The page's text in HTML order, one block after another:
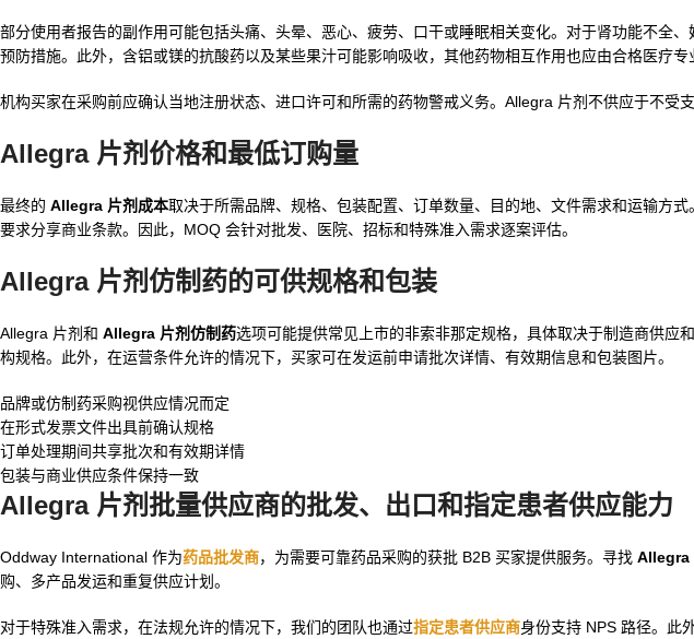
部分使用者报告的副作用可能包括头痛、头晕、恶心、疲劳、口干或睡眠相关变化。对于肾功能不全
预防措施。此外，含铝或镁的抗酸药以及某些果汁可能影响吸收，其他药物相互作用也应由合格医疗专
机构买家在采购前应确认当地注册状态、进口许可和所需的药物警戒义务。Allegra 片剂不供应于不受
Allegra 片剂价格和最低订购量
最终的 Allegra 片剂成本取决于所需品牌、规格、包装配置、订单数量、目的地、文件需求和运输方
要求分享商业条款。因此，MOQ 会针对批发、医院、招标和特殊准入需求逐案评估。
Allegra 片剂仿制药的可供规格和包装
Allegra 片剂和 Allegra 片剂仿制药选项可能提供常见上市的非索非那定规格，具体取决于制造商供应
构规格。此外，在运营条件允许的情况下，买家可在发运前申请批次详情、有效期信息和包装图片。
品牌或仿制药采购视供应情况而定
在形式发票文件出具前确认规格
订单处理期间共享批次和有效期详情
包装与商业供应条件保持一致
Allegra 片剂批量供应商的批发、出口和指定患者供应能力
Oddway International 作为药品批发商，为需要可靠药品采购的获批 B2B 买家提供服务。寻找 Allegra
购、多产品发运和重复供应计划。
对于特殊准入需求，在法规允许的情况下，我们的团队也通过指定患者供应商身份支持 NPS 路径。此